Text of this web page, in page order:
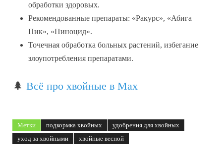
обработки здоровых.
Рекомендованные препараты: «Ракурс», «Абига
Пик», «Пиноцид».
Точечная обработка больных растений, избегание
злоупотребления препаратами.
🌲 Всё про хвойные в Max
Метки подкормка хвойных
удобрения для хвойных
уход за хвойными
хвойные весной